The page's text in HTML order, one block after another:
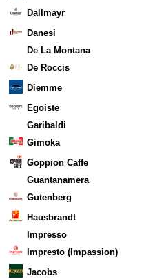
Dallmayr
Danesi
De La Montana
De Roccis
Diemme
Egoiste
Garibaldi
Gimoka
Goppion Caffe
Guantanamera
Gutenberg
Hausbrandt
Impresso
Impresto (Impassion)
Jacobs